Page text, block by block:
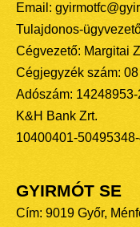
Email:
Tulajdonos-
Cégvezető: Margitai
Cégjegyzék szám:
Adószám:
K&H Bank Zrt.
10400401-
GYIRMÓT SE
Cím: 9019 Győr,